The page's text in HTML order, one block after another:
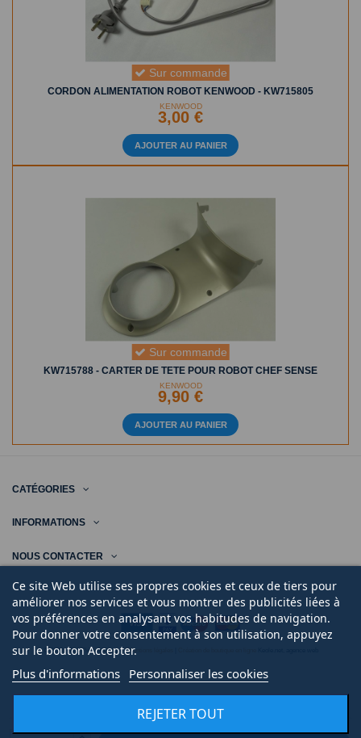
Sur commande
CORDON ALIMENTATION ROBOT KENWOOD - KW715805
KENWOOD
3,00 €
AJOUTER AU PANIER
Sur commande
KW715788 - CARTER DE TETE POUR ROBOT CHEF SENSE
KENWOOD
9,90 €
AJOUTER AU PANIER
CATÉGORIES
INFORMATIONS
NOUS CONTACTER
Ce site Web utilise ses propres cookies et ceux de tiers pour
améliorer nos services et vous montrer des publicités liées à
vos préférences en analysant vos habitudes de navigation.
Pour donner votre consentement à son utilisation, appuyez
sur le bouton Accepter.
Plus d'informations Personnaliser les cookies
REJETER TOUT
© 2020 | Midi Pièce Ménager |Mentions légales